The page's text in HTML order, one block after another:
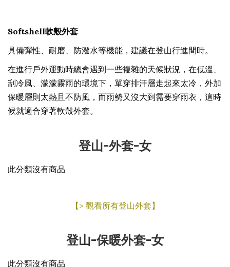
Softshell軟殼外套
具備彈性、耐磨、防潑水等機能，建議在登山行進間時。
在進行戶外運動時總會遇到一些複雜的天候狀況，在低溫、
刮冷風、濛濛霧雨的環境下，單穿排汗層走起來太冷，外加
保暖層則太熱且不防風，而雨勢又沒大到需要穿雨衣，這時
候就適合穿著軟殼外套。
登山-外套-女
此分類沒有商品
【> 觀看所有登山外套】
登山-保暖外套-女
此分類沒有商品